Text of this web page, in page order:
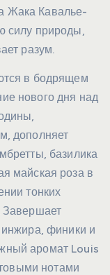
Жака Кавалье-
силу природы,
разум.
в бодрящем
нового дня над
дополняет
базилика
майская роза в
тонких
Завершает
инжира, финики и
аромат Louis
нотами